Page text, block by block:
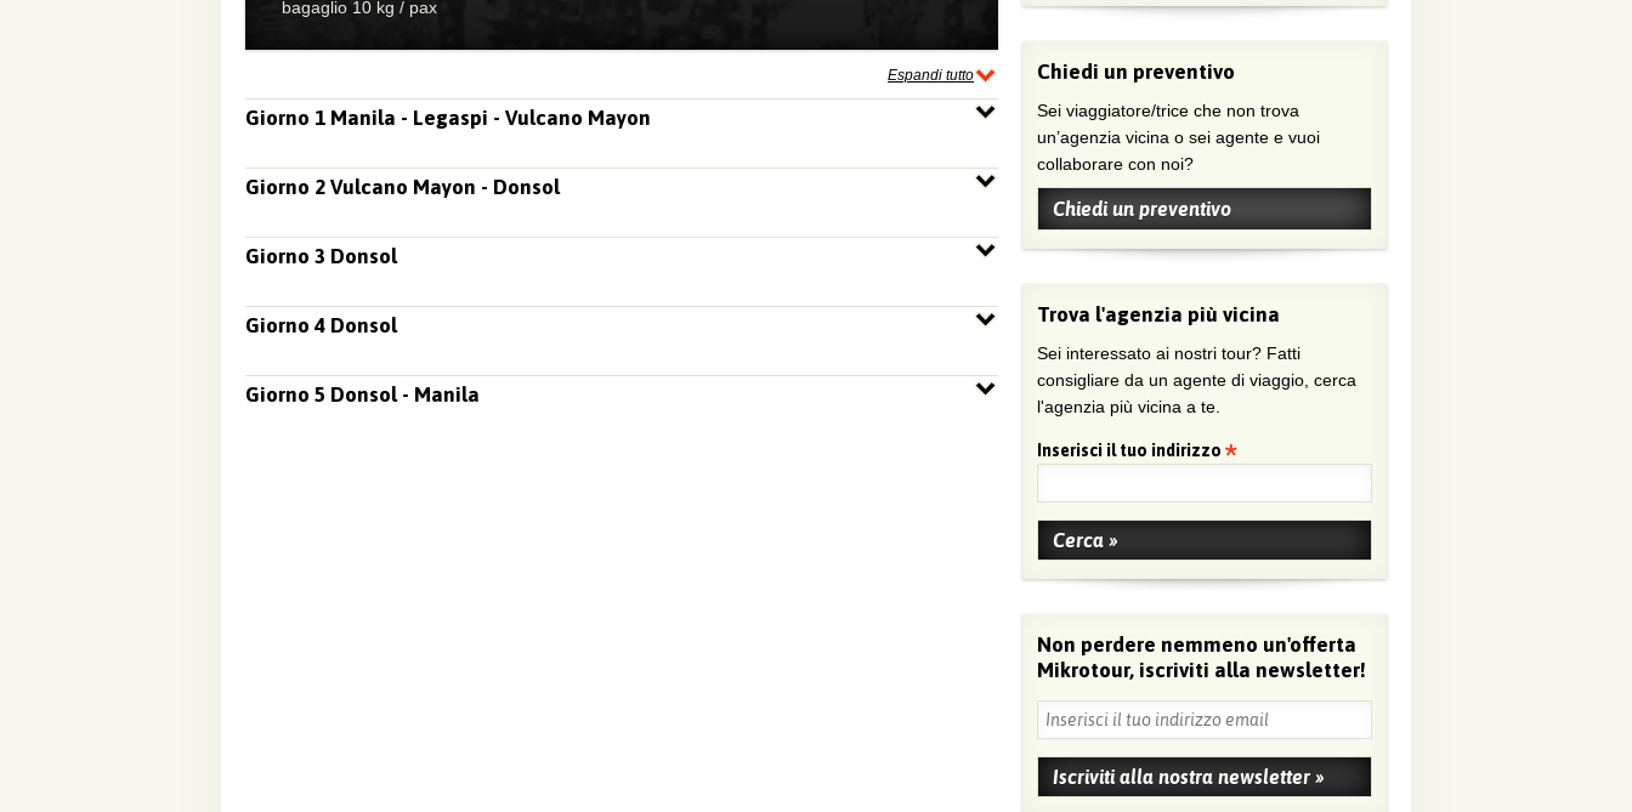
bagaglio 10 kg / pax
Espandi tutto
Giorno 1 Manila - Legaspi - Vulcano Mayon
Giorno 2 Vulcano Mayon - Donsol
Giorno 3 Donsol
Giorno 4 Donsol
Giorno 5 Donsol - Manila
Chiedi un preventivo
Sei viaggiatore/trice che non trova
un’agenzia vicina o sei agente e vuoi
collaborare con noi?
Chiedi un preventivo
Trova l'agenzia più vicina
Sei interessato ai nostri tour? Fatti
consigliare da un agente di viaggio, cerca
l'agenzia più vicina a te.
Inserisci il tuo indirizzo
Non perdere nemmeno un'offerta
Mikrotour, iscriviti alla newsletter!